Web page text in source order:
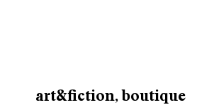
art&fiction, boutique